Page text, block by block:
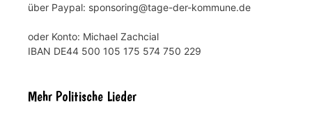
über Paypal: sponsoring@tage-der-kommune.de
oder Konto: Michael Zachcial
IBAN DE44 500 105 175 574 750 229
Mehr Politische Lieder